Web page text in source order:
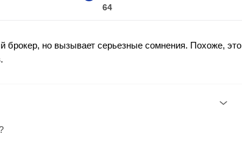
64
брокер, но вызывает серьезные сомнения. Похоже, это